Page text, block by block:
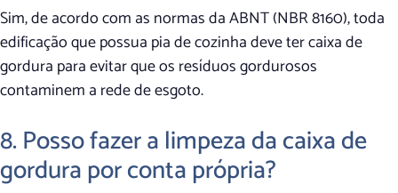
Sim, de acordo com as normas da ABNT (NBR 8160), toda
edificação que possua pia de cozinha deve ter caixa de
gordura para evitar que os resíduos gordurosos
contaminem a rede de esgoto.
8. Posso fazer a limpeza da caixa de
gordura por conta própria?